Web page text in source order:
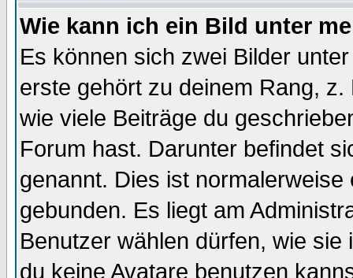
Wie kann ich ein Bild unter
Es können sich zwei Bilder
erste gehört zu deinem Rang,
wie viele Beiträge du
Forum hast. Darunter befindet
genannt. Dies ist
gebunden. Es liegt am
Benutzer wählen dürfen, wie
du keine Avatare benutzen